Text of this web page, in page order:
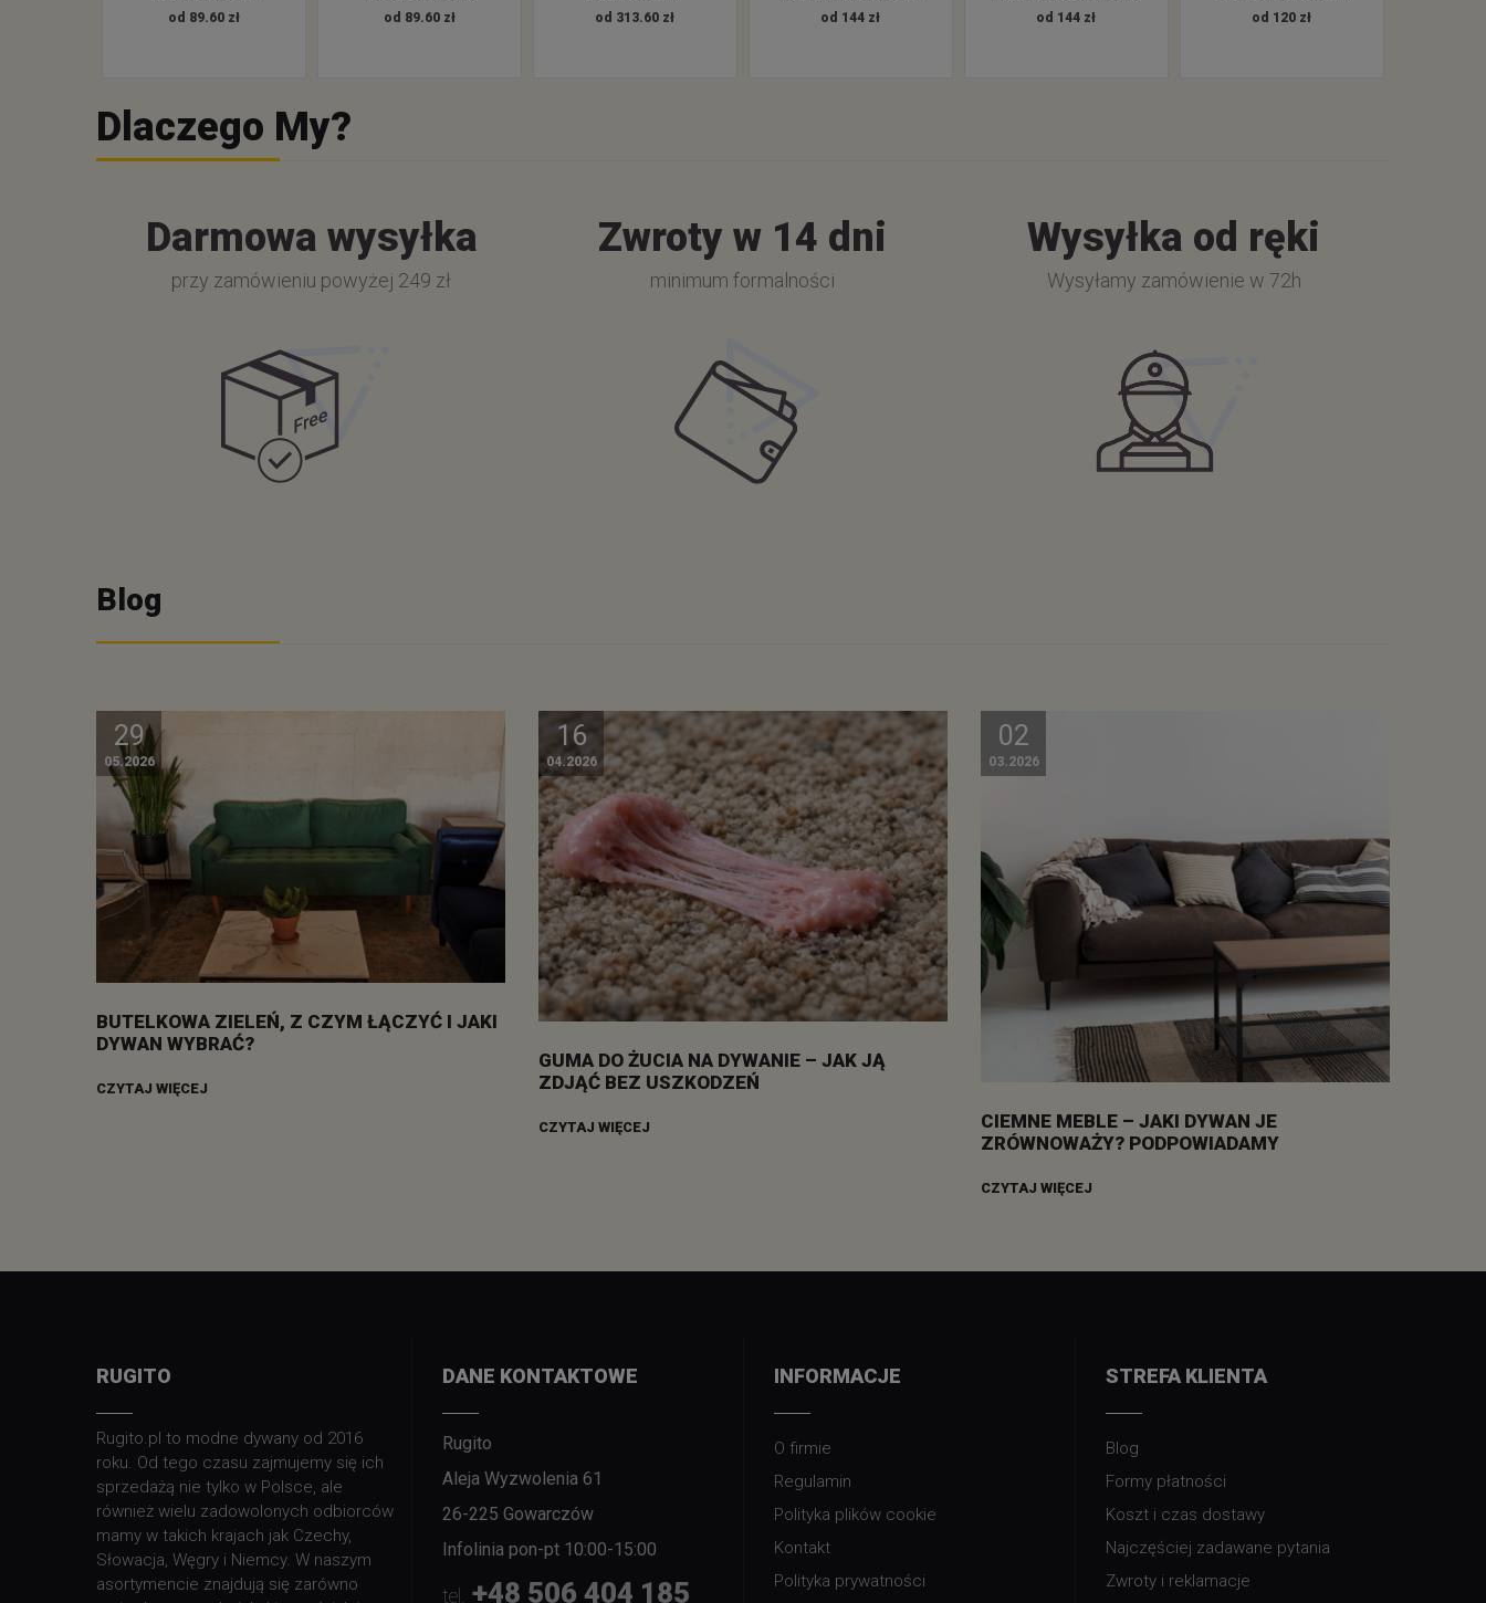
od 89.60 zł od 89.60 zł od 313.60 zł od 144 zł od 144 zł od 120 zł
Dlaczego My?
Darmowa wysyłka
przy zamówieniu powyżej 249 zł
Zwroty w 14 dni
minimum formalności
Wysyłka od ręki
Wysyłamy zamówienie w 72h
Blog
29
05.2026
BUTELKOWA ZIELEŃ, Z CZYM ŁĄCZYĆ I JAKI
DYWAN WYBRAĆ?
CZYTAJ WIĘCEJ
16
04.2026
GUMA DO ŻUCIA NA DYWANIE – JAK JĄ
ZDJĄĆ BEZ USZKODZEŃ
CZYTAJ WIĘCEJ
02
03.2026
CIEMNE MEBLE – JAKI DYWAN JE
ZRÓWNOWAŻY? PODPOWIADAMY
CZYTAJ WIĘCEJ
RUGITO
Rugito.pl to modne dywany od 2016
roku. Od tego czasu zajmujemy się ich
sprzedażą nie tylko w Polsce, ale
również wielu zadowolonych odbiorców
mamy w takich krajach jak Czechy,
Słowacja, Węgry i Niemcy. W naszym
asortymencie znajdują się zarówno
DANE KONTAKTOWE
Rugito
Aleja Wyzwolenia 61
26-225 Gowarczów
Infolinia pon-pt 10:00-15:00
tel. +48 506 404 185
INFORMACJE
O firmie
Regulamin
Polityka plików cookie
Kontakt
Polityka prywatności
STREFA KLIENTA
Blog
Formy płatności
Koszt i czas dostawy
Najczęściej zadawane pytania
Zwroty i reklamacje